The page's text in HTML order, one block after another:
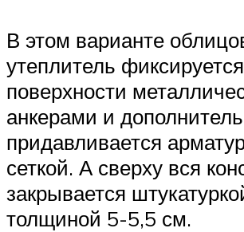
В этом варианте
утеплитель
поверхности
анкерами и
придавливается
сеткой. А сверху вся
закрывается
толщиной 5-5,5 см.